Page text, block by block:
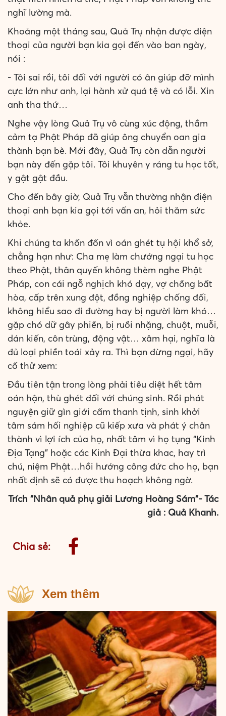
nghĩ lường mà.
Khoảng một tháng sau, Quả Trụ nhận được điện
thoại của người bạn kia gọi đến vào ban ngày,
nói :
- Tôi sai rồi, tôi đối với người có ân giúp đỡ mình
cực lớn như anh, lại hành xử quá tệ và có lỗi. Xin
anh tha thứ…
Nghe vậy lòng Quả Trụ vô cùng xúc động, thầm
cảm tạ Phật Pháp đã giúp ông chuyển oan gia
thành bạn bè. Mới đây, Quả Trụ còn dẫn người
bạn này đến gặp tôi. Tôi khuyên y ráng tu học tốt,
y gật gật đầu.
Cho đến bây giờ, Quả Trụ vẫn thường nhận điện
thoại anh bạn kia gọi tới vấn an, hỏi thăm sức
khỏe.
Khi chúng ta khốn đốn vì oán ghét tụ hội khổ sở,
chẳng hạn như: Cha mẹ làm chướng ngại tu học
theo Phật, thân quyến không thèm nghe Phật
Pháp, con cái ngỗ nghịch khó dạy, vợ chồng bất
hòa, cấp trên xung đột, đồng nghiệp chống đối,
không hiểu sao đi đường hay bị người làm khó…
gặp chó dữ gây phiền, bị ruồi nhặng, chuột, muỗi,
dán kiến, côn trùng, động vật… xâm hại, nghĩa là
đủ loại phiền toái xảy ra. Thì bạn đừng ngại, hãy
cố thử xem:
Đầu tiên tận trong lòng phải tiêu diệt hết tâm
oán hận, thù ghét đối với chúng sinh. Rồi phát
nguyện giữ gìn giới cấm thanh tịnh, sinh khởi
tâm sám hối nghiệp cũ kiếp xưa và phát ý chân
thành vì lợi ích của họ, nhất tâm vì họ tụng “Kinh
Địa Tạng” hoặc các Kinh Đại thừa khac, hay trì
chú, niệm Phật…hồi hướng công đức cho họ, bạn
nhất định sẽ có được thu hoạch không ngờ.
Trích "Nhân quả phụ giải Lương Hoàng Sám"- Tác
giả : Quả Khanh.
Chia sẻ:
Xem thêm